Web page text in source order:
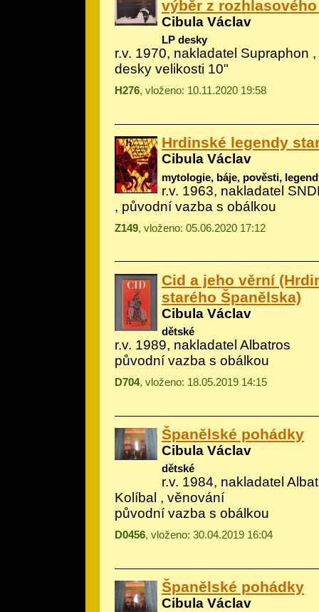
výběr z
Cibula Václav
LP desky
r.v. 1970, nakladatel Supraphon
desky velikosti 10"
H276, vloženo: 10.11.2020 19:58
Hrdinské legendy
Cibula Václav
mytologie, báje, pověsti,
r.v. 1963, nakladatel
, původní vazba s obálkou
Z149, vloženo: 05.06.2020 17:12
Cid a jeho věrní
starého Španělska)
Cibula Václav
dětské
r.v. 1989, nakladatel Albatros
původní vazba s obálkou
D704, vloženo: 18.05.2019 14:15
Španělské pohádky
Cibula Václav
dětské
r.v. 1984, nakladatel
Kolíbal , věnování
původní vazba s obálkou
D0456, vloženo: 30.04.2019 16:04
Španělské pohádky
Cibula Václav